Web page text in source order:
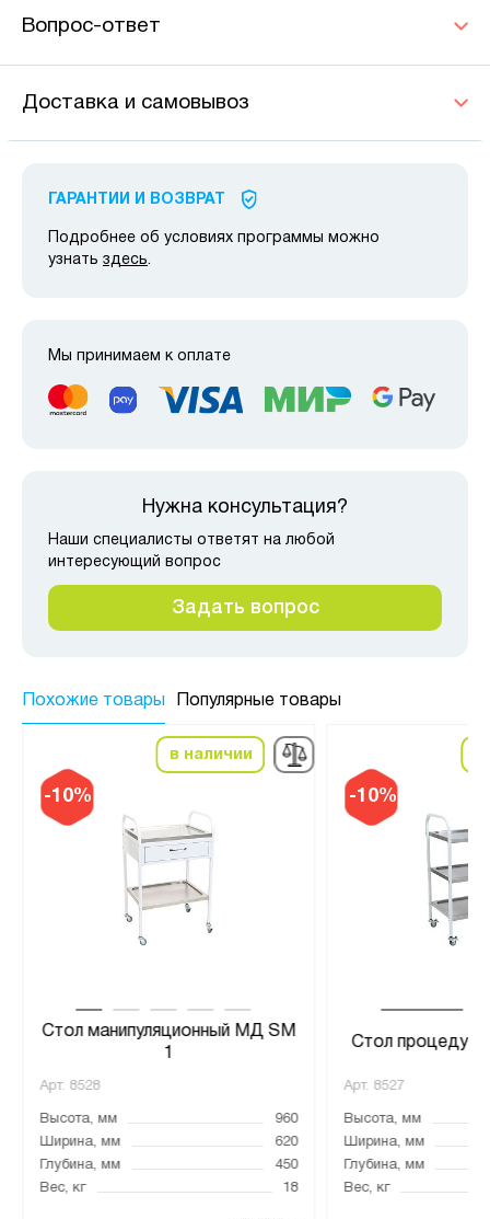
Вопрос-ответ
Доставка и самовывоз
ГАРАНТИИ И ВОЗВРАТ
Подробнее об условиях программы можно
узнать здесь.
Мы принимаем к оплате
Нужна консультация?
Наши специалисты ответят на любой
интересующий вопрос
Задать вопрос
Похожие товары Популярные товары
-10%
в наличии
Стол манипуляционный МД SM
1
Арт. 8528
Высота, мм
960
Ширина, мм
620
Глубина, мм
450
Вес, кг
18
-10%
Стол
Арт. 8527
Высота, мм
Ширина, мм
Глубина, мм
Вес, кг